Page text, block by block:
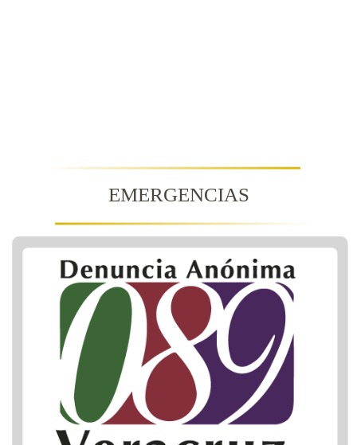
EMERGENCIAS